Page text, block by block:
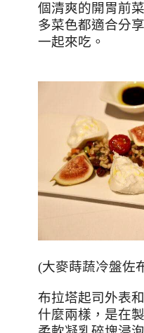
個清爽的開胃前
多菜色都適合分
一起來吃。
(大麥蒔蔬冷盤佐
布拉塔起司外表
什麼兩樣，是在